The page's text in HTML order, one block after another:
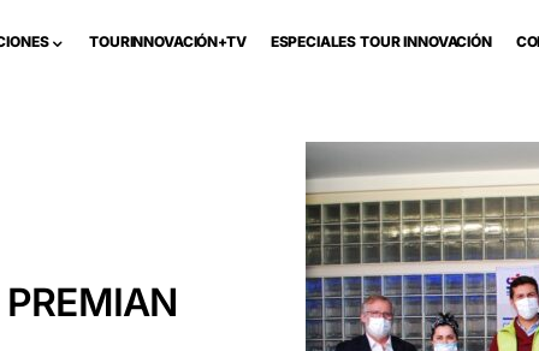
TOURINNOVACIÓN+TV ESPECIALES TOUR INNOVACIÓN